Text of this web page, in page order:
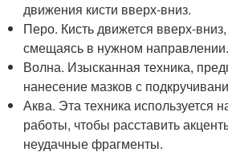
движения кисти вверх-вниз.
Перо. Кисть движется вверх-
смещаясь в нужном направлении.
Волна. Изысканная техника,
нанесение мазков с
Аква. Эта техника используется
работы, чтобы расставить
неудачные фрагменты.